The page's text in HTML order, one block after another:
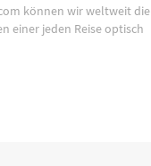
können wir weltweit die
einer jeden Reise optisch